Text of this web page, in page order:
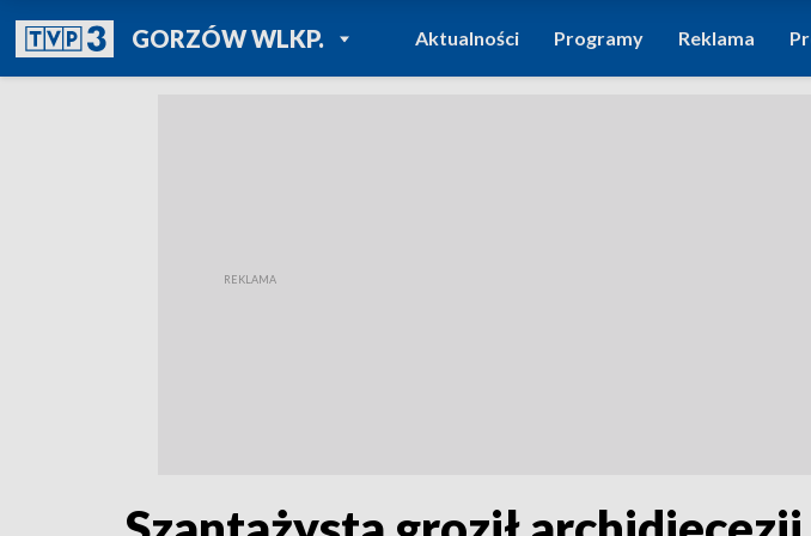
GORZÓW WLKP.POWRÓT DO
TVP REGIONY
Aktualności Programy Reklama